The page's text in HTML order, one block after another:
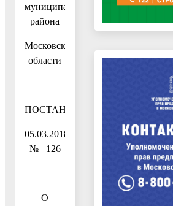
муниципального
района
Московской
области
ПОСТАНОВЛЕНИЕ
05.03.2018
№ 126
О